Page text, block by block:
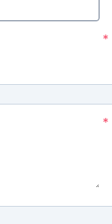
*
*